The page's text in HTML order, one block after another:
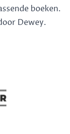
boeken.
Dewey.